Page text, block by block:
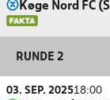
Køge Nord FC
RUNDE 2
03. SEP. 202518:00